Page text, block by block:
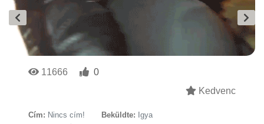
11666
0
Kedvenc
Cím: Nincs cím! Beküldte: Igya